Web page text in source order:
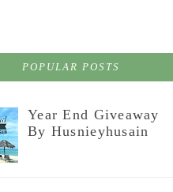
POPULAR POSTS
Year End Giveaway
By Husnieyhusain